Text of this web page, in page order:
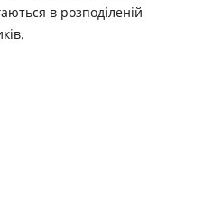
в розподіленій